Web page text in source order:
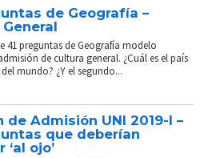
de Geografía –
41 preguntas de Geografía modelo
de cultura general. ¿Cuál es el país
mundo? ¿Y el segundo...
de Admisión UNI 2019-I –
que deberían
‘al ojo’